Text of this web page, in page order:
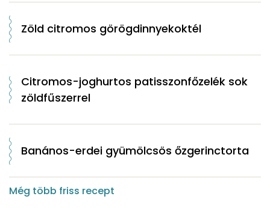
Zöld citromos görögdinnyekoktél
Citromos-joghurtos patisszonfőzelék sok
zöldfűszerrel
Banános-erdei gyümölcsös őzgerinctorta
Még több friss recept